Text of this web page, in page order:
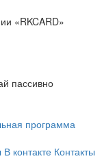
1.8%
cashback
«RKCARD»
пассивно
программа
контакте Контакты